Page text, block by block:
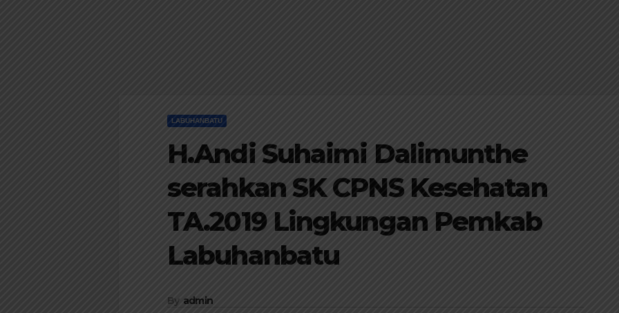
LABUHANBATU
H.Andi Suhaimi Dalimunthe
serahkan SK CPNS Kesehatan
TA.2019 Lingkungan Pemkab
Labuhanbatu
By admin